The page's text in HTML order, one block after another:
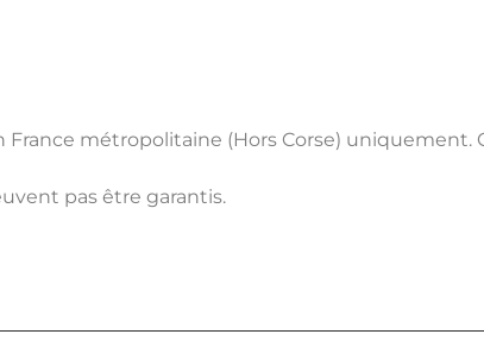
métropolitaine (Hors Corse) uniquement.
pas être garantis.